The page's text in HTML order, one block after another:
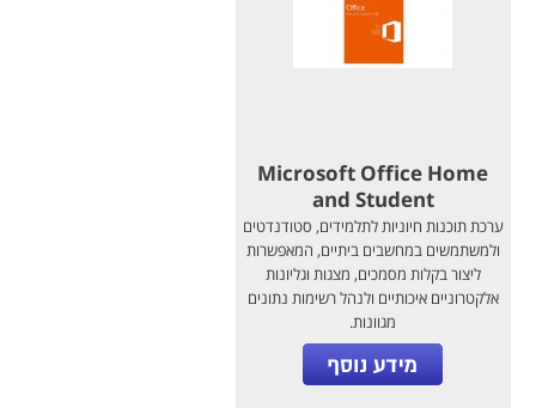
Microsoft Office Home
and Student
ערכת תוכנות חיוניות לתלמידים, סטודנדטים
ולמשתמשים במחשבים ביתיים, המאפשרות
ליצור בקלות מסמכים, מצגות וגליונות
אלקטרוניים איכותיים ולנהל רשימות נתונים
מגוונות.